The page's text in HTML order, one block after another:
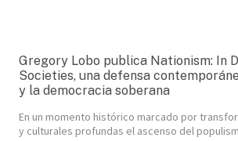
Gregory Lobo publica Nationism: In
Societies, una defensa
y la democracia soberana
En un momento histórico marcado por
y culturales profundas el ascenso del